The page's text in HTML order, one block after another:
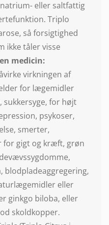
eller saltfattig
Triplo
så forsigtighed
ikke tåler visse
medicin:
virkningen af
for lægemidler
sukkersyge, for højt
psykoser,
smerter,
for gigt og kræft, grøn
blodpladeaggregering,
eller
ginkgo biloba, eller
skoldkopper.